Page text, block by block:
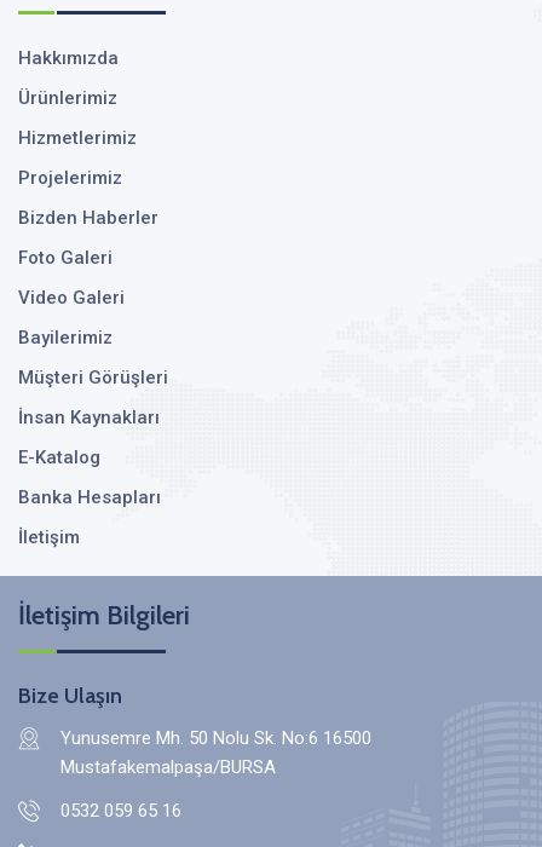
Hakkımızda
Ürünlerimiz
Hizmetlerimiz
Projelerimiz
Bizden Haberler
Foto Galeri
Video Galeri
Bayilerimiz
Müşteri Görüşleri
İnsan Kaynakları
E-Katalog
Banka Hesapları
İletişim
İletişim Bilgileri
Bize Ulaşın
Yunusemre Mh. 50 Nolu Sk. No:6 16500
Mustafakemalpaşa/BURSA
0532 059 65 16